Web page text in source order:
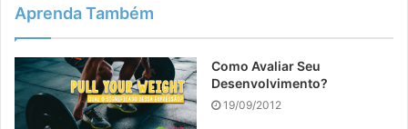
Aprenda Também
Como Avaliar Seu
Desenvolvimento?
19/09/2012